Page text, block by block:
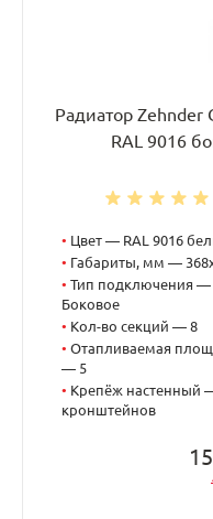
Радиатор Zehnder
RAL 9016
• Цвет — RAL 9016
• Габариты, мм —
• Тип подключения —
Боковое
• Кол-во секций — 8
• Отапливаемая
— 5
• Крепёж настенный
кронштейнов